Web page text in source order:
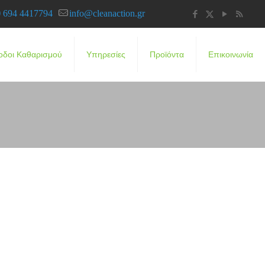
694 4417794 info@cleanaction.gr
Καθαρισμού Υπηρεσίες Προϊόντα Επικοινωνία